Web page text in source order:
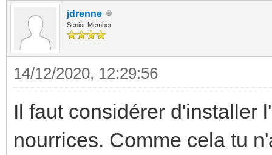
jdrenne
Senior Member
14/12/2020, 12:29:56
Il faut considérer d'installer
nourrices. Comme cela tu